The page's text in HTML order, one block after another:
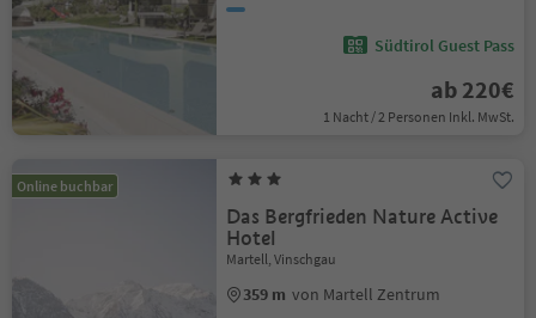
Südtirol Guest Pass
ab 220€
1 Nacht / 2 Personen Inkl. MwSt.
Online buchbar
Das Bergfrieden Nature Active
Hotel
Martell, Vinschgau
359 m von Martell Zentrum